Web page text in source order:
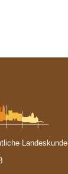
Landeskunde